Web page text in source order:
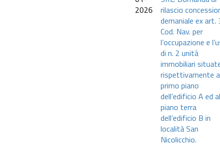
2026
rilascio
demaniale ex art.
Cod. Nav. per
l’occupazione e
di n. 2 unità
immobiliari
rispettivamente
primo piano
dell’edificio A ed al
piano terra
dell’edificio B in
località San
Nicolicchio.